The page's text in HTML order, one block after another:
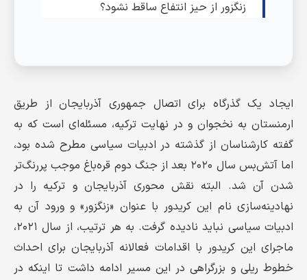
زنگزور از حیز انتفاع ساقط نشود؟
ایجاد یک گذرگاه برای اتصال جمهوری آذربایجان از طریق
ارمنستان به نخجوان و در نهایت ترکیه، مسئله‌ای است که به
گفته کارشناسان از گذشته در ادبیات سیاسی مطرح شده بود،
اما آتش‌بس سال ۲۰۲۰ بعد از جنگ دوم قره‌باغ موجب پررنگ‌تر
شدن آن شد. البته نقش محوری آذربایجان و ترکیه را در
نهادینه‌سازی نام این کریدور با عنوان «زنگزور» و ورود آن به
ادبیات سیاسی نباید نادیده گرفت. به هر ترتیب، از سال ۲۰۲۱،
ماجرای این کریدور با اقدامات فعالانه آذربایجان برای احداث
خطوط ریلی و بزرگراهی در این مسیر ادامه داشت تا اینکه در